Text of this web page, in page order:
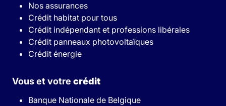
Nos assurances
Crédit habitat pour tous
Crédit indépendant et professions libérales
Crédit panneaux photovoltaïques
Crédit énergie
Vous et votre crédit
Banque Nationale de Belgique